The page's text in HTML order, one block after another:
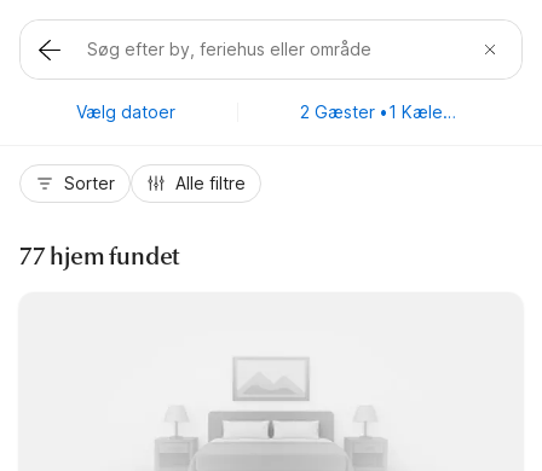
Vælg datoer 2 Gæster • 1 Kæledyr
Sorter Alle filtre
77 hjem fundet